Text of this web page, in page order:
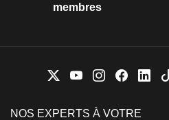
membres
NOS EXPERTS À VOTRE